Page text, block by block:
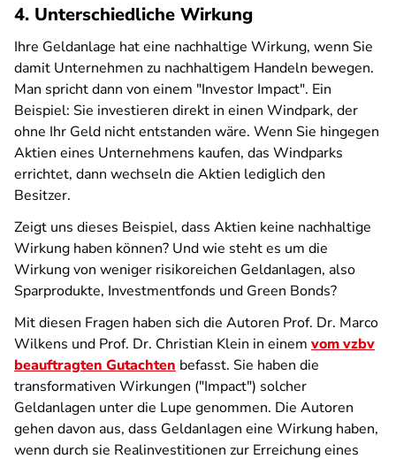
4. Unterschiedliche Wirkung
Ihre Geldanlage hat eine nachhaltige Wirkung, wenn Sie
damit Unternehmen zu nachhaltigem Handeln bewegen.
Man spricht dann von einem "Investor Impact". Ein
Beispiel: Sie investieren direkt in einen Windpark, der
ohne Ihr Geld nicht entstanden wäre. Wenn Sie hingegen
Aktien eines Unternehmens kaufen, das Windparks
errichtet, dann wechseln die Aktien lediglich den
Besitzer.
Zeigt uns dieses Beispiel, dass Aktien keine nachhaltige
Wirkung haben können? Und wie steht es um die
Wirkung von weniger risikoreichen Geldanlagen, also
Sparprodukte, Investmentfonds und Green Bonds?
Mit diesen Fragen haben sich die Autoren Prof. Dr. Marco
Wilkens und Prof. Dr. Christian Klein in einem vom vzbv
beauftragten Gutachten befasst. Sie haben die
transformativen Wirkungen ("Impact") solcher
Geldanlagen unter die Lupe genommen. Die Autoren
gehen davon aus, dass Geldanlagen eine Wirkung haben,
wenn durch sie Realinvestitionen zur Erreichung eines